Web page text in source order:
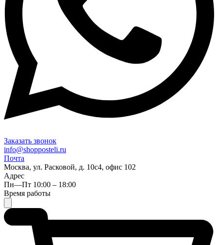
Заказать звонок
info@shopposteli.ru
Почта
Москва, ул. Расковой, д. 10с4, офис 102
Адрес
Пн—Пт 10:00 – 18:00
Время работы